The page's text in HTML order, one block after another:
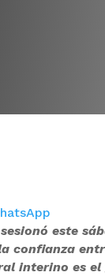
este
interino es